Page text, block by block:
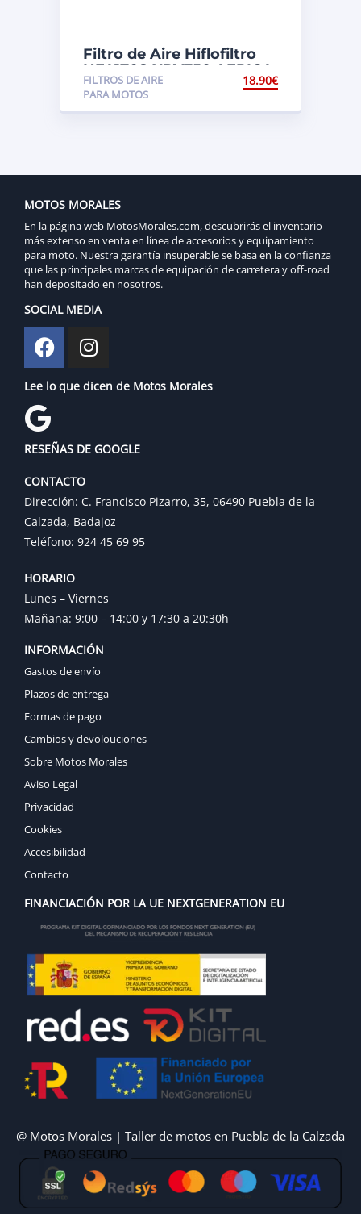
Filtro de Aire Hiflofiltro
HFA1708 XRV750 AFRICA
TWIN (RD07)
FILTROS DE AIRE
PARA MOTOS
18.90€
MOTOS MORALES
En la página web MotosMorales.com, descubrirás el inventario
más extenso en venta en línea de accesorios y equipamiento
para moto. Nuestra garantía insuperable se basa en la confianza
que las principales marcas de equipación de carretera y off-road
han depositado en nosotros.
SOCIAL MEDIA
Lee lo que dicen de Motos Morales
RESEÑAS DE GOOGLE
CONTACTO
Dirección: C. Francisco Pizarro, 35, 06490 Puebla de la
Calzada, Badajoz
Teléfono: 924 45 69 95
HORARIO
Lunes – Viernes
Mañana: 9:00 – 14:00 y 17:30 a 20:30h
INFORMACIÓN
Gastos de envío
Plazos de entrega
Formas de pago
Cambios y devolouciones
Sobre Motos Morales
Aviso Legal
Privacidad
Cookies
Accesibilidad
Contacto
FINANCIACIÓN POR LA UE NEXTGENERATION EU
@ Motos Morales | Taller de motos en Puebla de la Calzada